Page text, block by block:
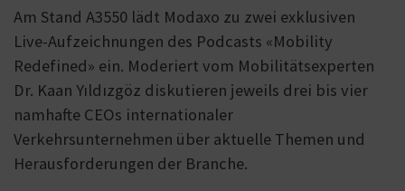
Am Stand A3550 lädt Modaxo zu zwei exklusiven
Live-Aufzeichnungen des Podcasts «Mobility
Redefined» ein. Moderiert vom Mobilitätsexperten
Dr. Kaan Yıldızgöz diskutieren jeweils drei bis vier
namhafte CEOs internationaler
Verkehrsunternehmen über aktuelle Themen und
Herausforderungen der Branche.